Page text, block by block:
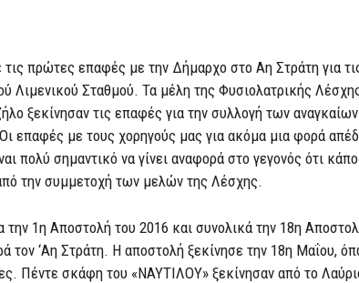
πρώτες επαφές με την Δήμαρχο στο Αη Στράτη για
Λιμενικού Σταθμού. Τα μέλη της Φυσιολατρικής
ξεκίνησαν τις επαφές για την συλλογή των
επαφές με τους χορηγούς μας για ακόμα μια φορά
πολύ σημαντικό να γίνει αναφορά στο γεγονός ότι
την συμμετοχή των μελών της Λέσχης.
την 1η Αποστολή του 2016 και συνολικά την 18η
τον ‘Αη Στράτη. Η αποστολή ξεκίνησε την 18η Μαΐου,
Πέντε σκάφη του «ΝΑΥΤΙΛΟΥ» ξεκίνησαν από το